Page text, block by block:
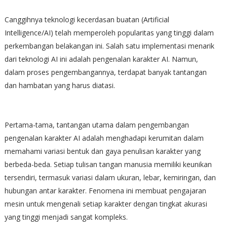
Canggihnya teknologi kecerdasan buatan (Artificial
Intelligence/AI) telah memperoleh popularitas yang tinggi dalam
perkembangan belakangan ini. Salah satu implementasi menarik
dari teknologi AI ini adalah pengenalan karakter AI. Namun,
dalam proses pengembangannya, terdapat banyak tantangan
dan hambatan yang harus diatasi.
Pertama-tama, tantangan utama dalam pengembangan
pengenalan karakter AI adalah menghadapi kerumitan dalam
memahami variasi bentuk dan gaya penulisan karakter yang
berbeda-beda. Setiap tulisan tangan manusia memiliki keunikan
tersendiri, termasuk variasi dalam ukuran, lebar, kemiringan, dan
hubungan antar karakter. Fenomena ini membuat pengajaran
mesin untuk mengenali setiap karakter dengan tingkat akurasi
yang tinggi menjadi sangat kompleks.